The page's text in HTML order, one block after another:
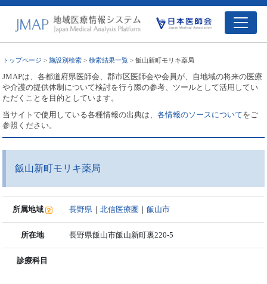
トップページ >施設別検索 >検索結果一覧 > 飯山新町モリキ薬局
JMAPは、各都道府県医師会、郡市区医師会や会員が、自地域の将来の医療
や介護の提供体制について検討を行う際の参考、ツールとして活用してい
ただくことを目的としています。
当サイトで使用している各種情報の出典は、各情報のソースについてをご
参照ください。
飯山新町モリキ薬局
所属地域 長野県 ｜北信医療圏 ｜飯山市
所在地 長野県飯山市飯山新町裏220-5
診療科目